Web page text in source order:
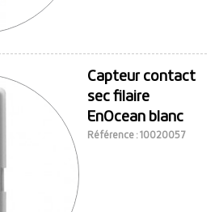
Capteur contact
sec filaire
EnOcean blanc
Référence : 10020057